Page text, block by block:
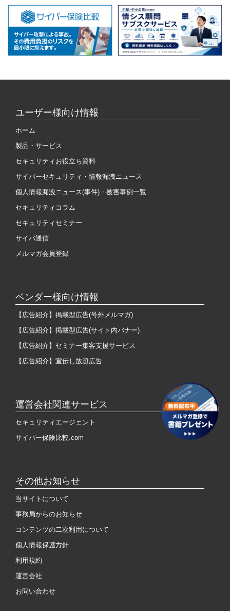
ユーザー様向け情報
ホーム
製品・サービス
セキュリティお役立ち資料
サイバーセキュリティ・情報漏洩ニュース
個人情報漏洩ニュース(事件)・被害事例一覧
セキュリティコラム
セキュリティセミナー
サイバ通信
メルマガ会員登録
ベンダー様向け情報
【広告紹介】掲載型広告(号外メルマガ)
【広告紹介】掲載型広告(サイト内バナー)
【広告紹介】セミナー集客支援サービス
【広告紹介】宣伝し放題広告
運営会社関連サービス
セキュリティエージェント
サイバー保険比較.com
その他お知らせ
当サイトについて
事務局からのお知らせ
コンテンツの二次利用について
個人情報保護方針
利用規約
運営会社
お問い合わせ